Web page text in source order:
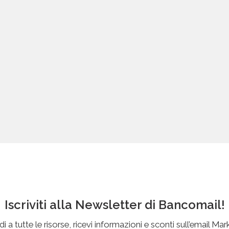
Iscriviti alla Newsletter di Bancomail!
a tutte le risorse, ricevi informazioni e sconti sull’email